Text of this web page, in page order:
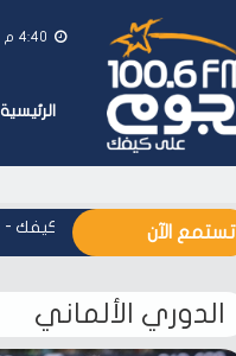
4:40 م
الرئيسية
تستمع الآن -نجوم اف ام - على كيفك
الدوري الألماني